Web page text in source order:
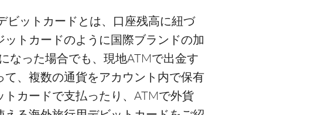
ビットカードとは、口座残高に紐づ
トカードのように国際ブランドの加
なった場合でも、現地ATMで出金す
、複数の通貨をアカウント内で保有
カードで支払ったり、ATMで外貨